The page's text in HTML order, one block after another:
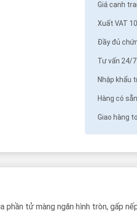
Giá cạnh
Xuất VAT
Đầy đủ
Tư vấn 24/7
Nhập khẩu
Hàng có sẵn
Giao hàng
tử màng ngăn hình tròn, gấp